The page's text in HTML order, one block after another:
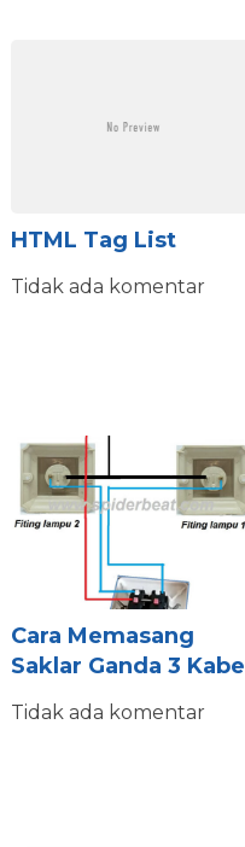
HTML Tag List
Tidak ada komentar
Cara Memasang
Saklar Ganda 3 Kabel
Tidak ada komentar